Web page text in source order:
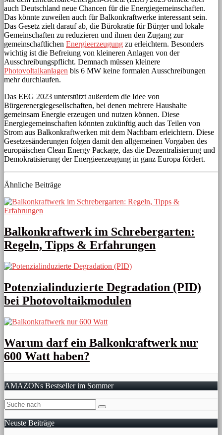
auch Deutschland neue Chancen für die Energiegemeinschaften.
Das könnte zuweilen auch für Balkonkraftwerke interessant sein.
Das Gesetz zielt darauf ab, die Bürokratie für Bürger und lokale
Gemeinschaften zu reduzieren und ihnen den Zugang zur
gemeinschaftlichen Energieerzeugung zu erleichtern. Besonders
wichtig ist die Befreiung von kleineren Anlagen von der
Ausschreibungspflicht. Demnach müssen kleinere
Photovoltaikanlagen bis 6 MW keine formalen Ausschreibungen
mehr durchlaufen.
Das EEG 2023 unterstützt außerdem die Idee von
Bürgerenergiegesellschaften, bei denen mehrere Haushalte
gemeinsam Energie erzeugen und nutzen können. Diese
Energiegemeinschaften könnten zukünftig auch das Teilen von
Strom aus Balkonkraftwerken mit dem Nachbarn erleichtern. Diese
Gesetzesänderungen folgen damit den allgemeinen Vorgaben des
europäischen Clean Energy Package, das die Dezentralisierung und
Demokratisierung der Energieerzeugung in ganz Europa fördert.
Ähnliche Beiträge
Balkonkraftwerk im Schrebergarten:
Regeln, Tipps & Erfahrungen
Potenzialinduzierte Degradation (PID)
bei Photovoltaikmodulen
Warum darf ein Balkonkraftwerk nur
600 Watt haben?
AMAZONs Bestseller im Sommer
Neuste Beiträge